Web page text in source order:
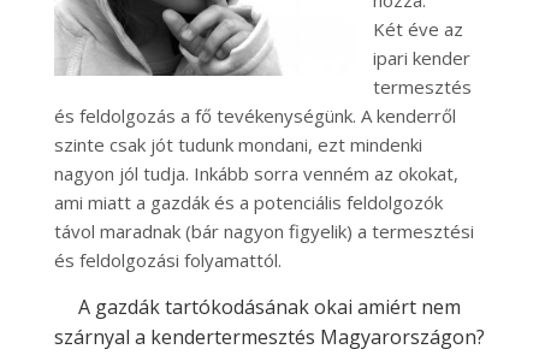
Két éve az
ipari kender
termesztés
és feldolgozás a fő tevékenységünk. A kenderről
szinte csak jót tudunk mondani, ezt mindenki
nagyon jól tudja. Inkább sorra venném az okokat,
ami miatt a gazdák és a potenciális feldolgozók
távol maradnak (bár nagyon figyelik) a termesztési
és feldolgozási folyamattól.
A gazdák tartókodásának okai amiért nem
szárnyal a kendertermesztés Magyarországon?